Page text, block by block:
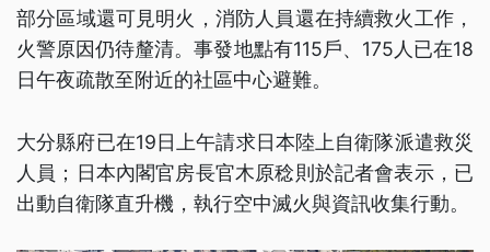
部分區域還可見明火，消防人員還在持續救火工作，
火警原因仍待釐清。事發地點有115戶、175人已在18
日午夜疏散至附近的社區中心避難。
大分縣府已在19日上午請求日本陸上自衛隊派遣救災
人員；日本內閣官房長官木原稔則於記者會表示，已
出動自衛隊直升機，執行空中滅火與資訊收集行動。